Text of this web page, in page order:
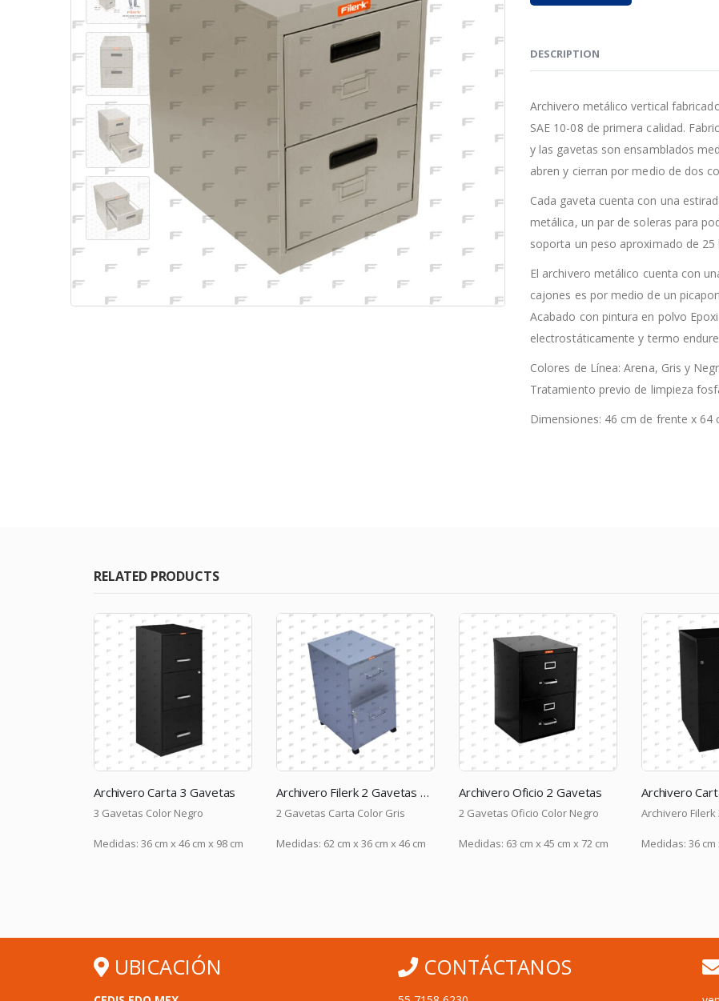
DESCRIPTION
Archivero metálico vertical
SAE 10-08 de primera calidad.
y las gavetas son ensamblados
abren y cierran por medio de dos
Cada gaveta cuenta con una
metálica, un par de soleras para
soporta un peso aproximado de 25
El archivero metálico cuenta con
cajones es por medio de un
Acabado con pintura en polvo
electrostáticamente y termo
Colores de Línea: Arena, Gris y
Tratamiento previo de limpieza
Dimensiones: 46 cm de frente x
RELATED PRODUCTS
Archivero Carta 3 Gavetas
3 Gavetas Color Negro
Medidas: 36 cm x 46 cm x 98 cm
Archivero Filerk 2 Gavetas Carta – Color Gris
2 Gavetas Carta Color Gris
Medidas: 62 cm x 36 cm x 46 cm
Archivero Oficio 2 Gavetas
2 Gavetas Oficio Color Negro
Medidas: 63 cm x 45 cm x 72 cm
Archivero Filerk
Medidas: 36 cm
UBICACIÓN CONTÁCTANOS